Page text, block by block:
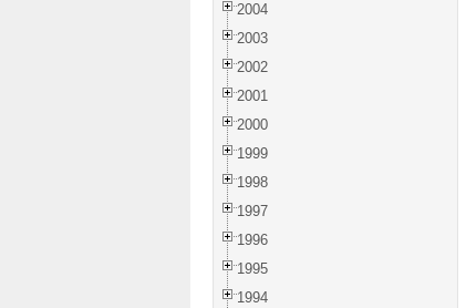
2004
2003
2002
2001
2000
1999
1998
1997
1996
1995
1994